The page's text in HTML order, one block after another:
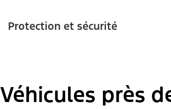
Protection et sécurité
Véhicules près